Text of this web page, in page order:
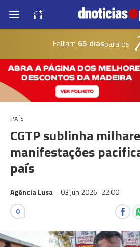
Faltam 65 diaspara os
PAÍS
CGTP sublinha
manifestações
país
Agência Lusa 03 jun 2026 22:00
0